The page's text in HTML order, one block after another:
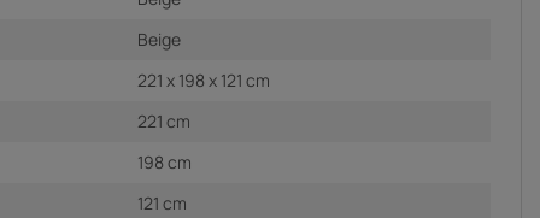
Beige
221 x 198 x 121 cm
221 cm
198 cm
121 cm